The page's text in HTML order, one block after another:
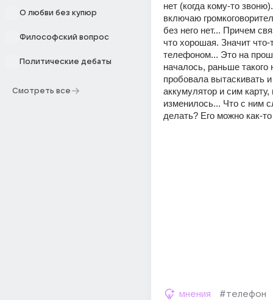
О любви без купюр
Философский вопрос
Политические дебаты
Смотреть все
нет (когда кому-то
включаю
без него нет... Причем
что хорошая. Значит что-
телефоном... Это на
началось, раньше
пробовала вытаскивать
аккумулятор и сим карту,
изменилось... Что с ним
делать? Его можно как-
мнения
#телефон